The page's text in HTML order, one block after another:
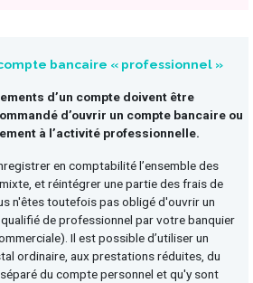
bancaire « professionnel »
d’un compte doivent être
d’ouvrir un compte bancaire ou
à l’activité professionnelle.
en comptabilité l’ensemble des
et réintégrer une partie des frais de
n'êtes toutefois pas obligé d'ouvrir un
de professionnel par votre banquier
Il est possible d’utiliser un
ordinaire, aux prestations réduites, du
du compte personnel et qu'y sont